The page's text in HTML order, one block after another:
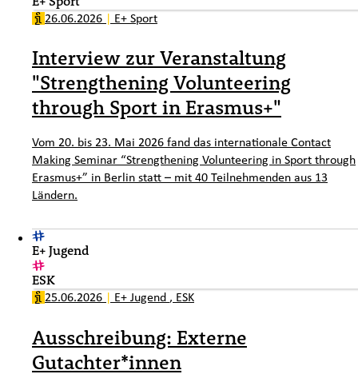
26.06.2026 | E+ Sport
Interview zur Veranstaltung
"Strengthening Volunteering
through Sport in Erasmus+"
Vom 20. bis 23. Mai 2026 fand das internationale Contact
Making Seminar “Strengthening Volunteering in Sport through
Erasmus+” in Berlin statt – mit 40 Teilnehmenden aus 13
Ländern.
E+ Jugend
ESK
25.06.2026 | E+ Jugend , ESK
Ausschreibung: Externe
Gutachter*innen